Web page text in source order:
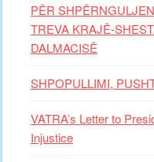
PËR
TREVA KRAJË-
DALMACISË
SHPOPULLIMI,
VATRA’s Letter to
Injustice